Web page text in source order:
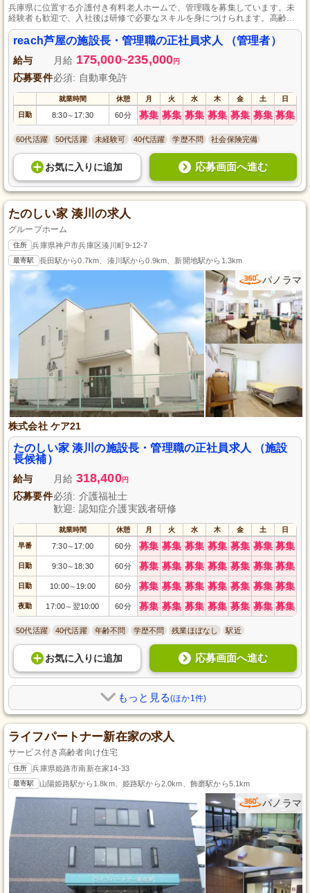
兵庫県に位置する介護付き有料老人ホームで、管理職を募集しています。未
経験者も歓迎で、入社後は研修で必要なスキルを身につけられます。高齢者
が安心して生活できるサポートを行い、地域の信頼を集めています。やる気
があればご応募ください。
reach芦屋の施設長・管理職の正社員求人 （管理者）
給与 月給 175,000~235,000円
応募要件必須: 自動車免許
就業時間 休憩 月 火 水 木 金 土 日
日勤 8:30～ 17:30 60分 募集 募集 募集 募集 募集 募集 募集
60代活躍 50代活躍 未経験可 40代活躍 学歴不問 社会保険完備
お気に入り に追加 応募画面へ進む
たのしい家 湊川の求人
グループホーム
住所 兵庫県神戸市兵庫区湊川町9-12-7
最寄駅 長田駅から0.7km、湊川駅から0.9km、新開地駅から1.3km
パノラマ
株式会社 ケア21
たのしい家 湊川の施設長・管理職の正社員求人 （施設
長候補）
給与 月給 318,400円
応募要件必須: 介護福祉士
歓迎: 認知症介護実践者研修
就業時間 休憩 月 火 水 木 金 土 日
早番 7:30～ 17:00 60分 募集 募集 募集 募集 募集 募集 募集
日勤 9:30～ 18:30 60分 募集 募集 募集 募集 募集 募集 募集
日勤 10:00～ 19:00 60分 募集 募集 募集 募集 募集 募集 募集
夜勤 17:00～ 翌10:00 60分 募集 募集 募集 募集 募集 募集 募集
50代活躍 40代活躍 年齢不問 学歴不問 残業ほぼなし 駅近
お気に入り に追加 応募画面へ進む
もっと見る(ほか1件)
ライフパートナー新在家の求人
サービス付き高齢者向け住宅
住所 兵庫県姫路市南新在家14-33
最寄駅 山陽姫路駅から1.8km、姫路駅から2.0km、飾磨駅から5.1km
パノラマ